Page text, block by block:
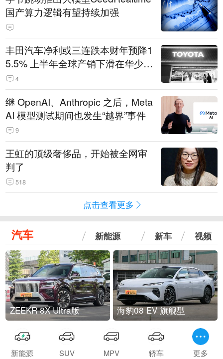
国产算力逻辑有望持续加强
丰田汽车净利或三连跌本财年预降1
5.5% 上半年全球产销下滑在华少卖
14.3万辆
4
继 OpenAI、Anthropic 之后，Meta
AI 模型测试期间也发生“越界”事件
9
王虹的顶级奢侈品，开始被全网审
判了
518
点击查看更多
汽车 新能源 新车 视频
ZEEKR 8X Ultra版 海豹08 EV 旗舰型
新能源 SUV MPV 轿车 更多